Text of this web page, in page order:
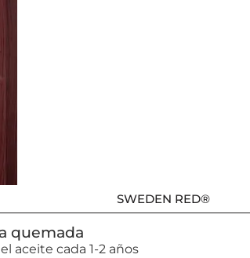
SWEDEN RED®
quemada
aceite cada 1-2 años